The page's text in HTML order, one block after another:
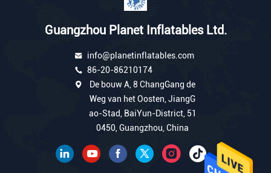
Guangzhou Planet Inflatables Ltd.
info@planetinflatables.com
86-20-86210174
De bouw A, 8 ChangGang de
Weg van het Oosten, JiangG
ao-Stad, BaiYun-District, 51
0450, Guangzhou, China